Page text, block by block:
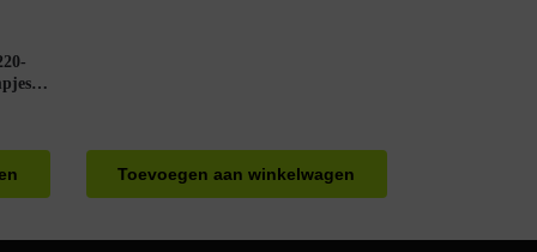
Toevoegen aan winkelwagen